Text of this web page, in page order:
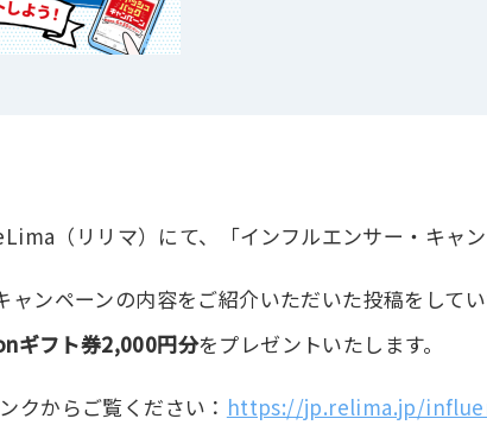
（リリマ）にて、「インフルエンサー・キャン
ンペーンの内容をご紹介いただいた投稿をして
ギフト券2,000円分をプレゼントいたします。
クからご覧ください： https://jp.relima.jp/